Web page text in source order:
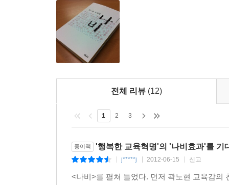
서문에서 저자는 교육감이 되기 전 자신은 법학
통해 우리 사회의 강자들과 약자들이 법 앞에 평
힘을 다했다.”
저자가 1990년대부터 민주주의 법학연구회, 민
분위기에 따른 것이었다.
“학교 시절은 누구에게나 생애의 첫 번째 희년(
저자는 위와 같은 내용의 출사표를 쓰고 나서 비
“첫발을 디딘 나에게 교육계는 낯설었다. 사람도
전체 리뷰 (12)
1 2 3
종이책 '행복한 교육혁명'의 '나비효과'를 기
j*****j 2012-06-15 신고
<나비>를 펼쳐 들었다. 먼저 곽노현 교육감의